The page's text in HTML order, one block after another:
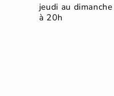
jeudi au
à 20h